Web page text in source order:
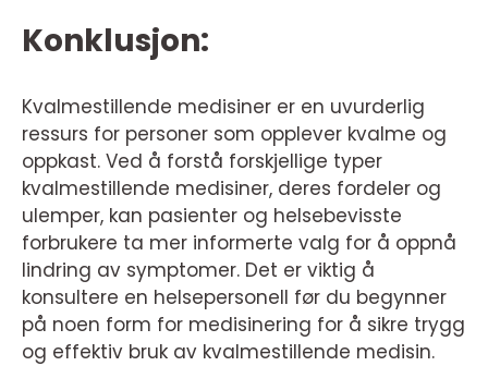
Konklusjon:
Kvalmestillende medisiner er en uvurderlig
ressurs for personer som opplever kvalme og
oppkast. Ved å forstå forskjellige typer
kvalmestillende medisiner, deres fordeler og
ulemper, kan pasienter og helsebevisste
forbrukere ta mer informerte valg for å oppnå
lindring av symptomer. Det er viktig å
konsultere en helsepersonell før du begynner
på noen form for medisinering for å sikre trygg
og effektiv bruk av kvalmestillende medisin.